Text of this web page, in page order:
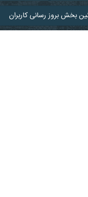
بخش بروز رسانی کاربران